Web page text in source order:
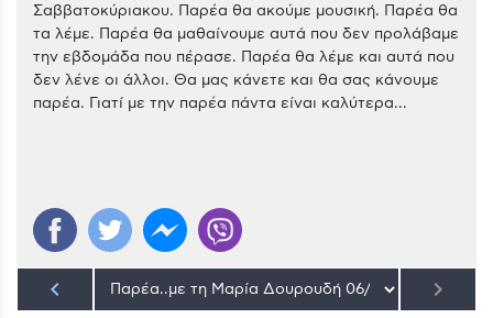
Σαββατοκύριακου. Παρέα θα ακούμε μουσική. Παρέα θα
τα λέμε. Παρέα θα μαθαίνουμε αυτά που δεν προλάβαμε
την εβδομάδα που πέρασε. Παρέα θα λέμε και αυτά που
δεν λένε οι άλλοι. Θα μας κάνετε και θα σας κάνουμε
παρέα. Γιατί με την παρέα πάντα είναι καλύτερα...
keyboard_arrow_left keyboard_arrow_right